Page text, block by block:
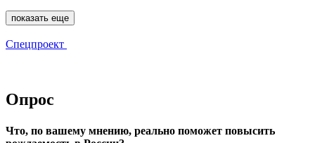
показать еще
Спецпроект
Опрос
Что, по вашему мнению, реально поможет повысить